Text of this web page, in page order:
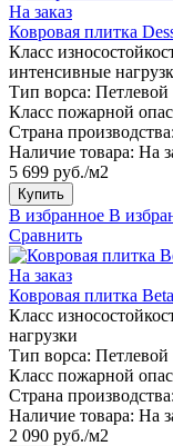
На заказ
Ковровая плитка
Класс
интенсивные
Тип ворса: Петлевой
Класс пожарной
Страна производства:
Наличие товара: На
5 699 руб./м2
Купить
В избранное В
Сравнить
На заказ
Ковровая плитка
Класс
нагрузки
Тип ворса: Петлевой
Класс пожарной
Страна производства:
Наличие товара: На
2 090 руб./м2